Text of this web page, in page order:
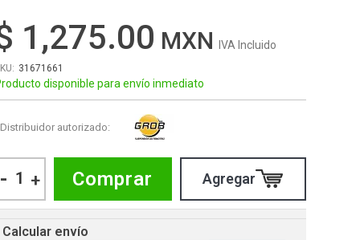
1,275.00 IVA Incluido
31671661
disponible para envío inmediato
Distribuidor autorizado:
- + Comprar
Calcular envío